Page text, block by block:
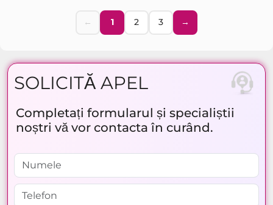
← 1 2 3 →
SOLICITĂ APEL
Completați formularul și specialiștii
noștri vă vor contacta în curând.